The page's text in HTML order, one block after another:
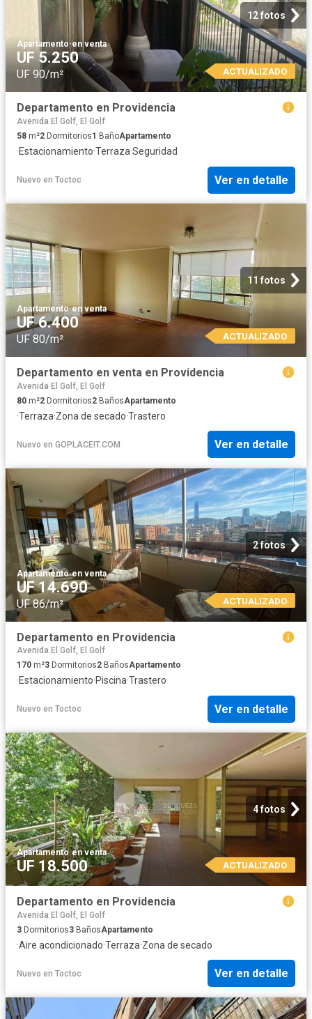
12 fotos
Apartamento·en venta
UF 5.250
UF 90/m² ACTUALIZADO
Departamento en Providencia
Avenida El Golf, El Golf
58 m²2 Dormitorios1 BañoApartamento
·Estacionamiento·Terraza·Seguridad
Nuevo en Toctoc Ver en detalle
11 fotos
Apartamento·en venta
UF 6.400
UF 80/m² ACTUALIZADO
Departamento en venta en Providencia
Avenida El Golf, El Golf
80 m²2 Dormitorios2 BañosApartamento
·Terraza·Zona de secado·Trastero
Nuevo en GOPLACEIT.COM Ver en detalle
2 fotos
Apartamento·en venta
UF 14.690
UF 86/m² ACTUALIZADO
Departamento en Providencia
Avenida El Golf, El Golf
170 m²3 Dormitorios2 BañosApartamento
·Estacionamiento·Piscina·Trastero
Nuevo en Toctoc Ver en detalle
4 fotos
Apartamento·en venta
UF 18.500 ACTUALIZADO
Departamento en Providencia
Avenida El Golf, El Golf
3 Dormitorios3 BañosApartamento
·Aire acondicionado·Terraza·Zona de secado
Nuevo en Toctoc Ver en detalle